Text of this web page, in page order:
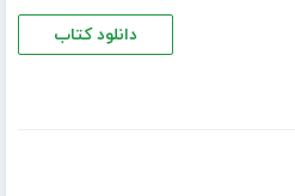
دانلود کتاب